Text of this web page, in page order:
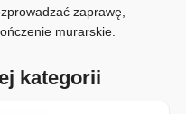
zaprawę,
murarskie.
kategorii